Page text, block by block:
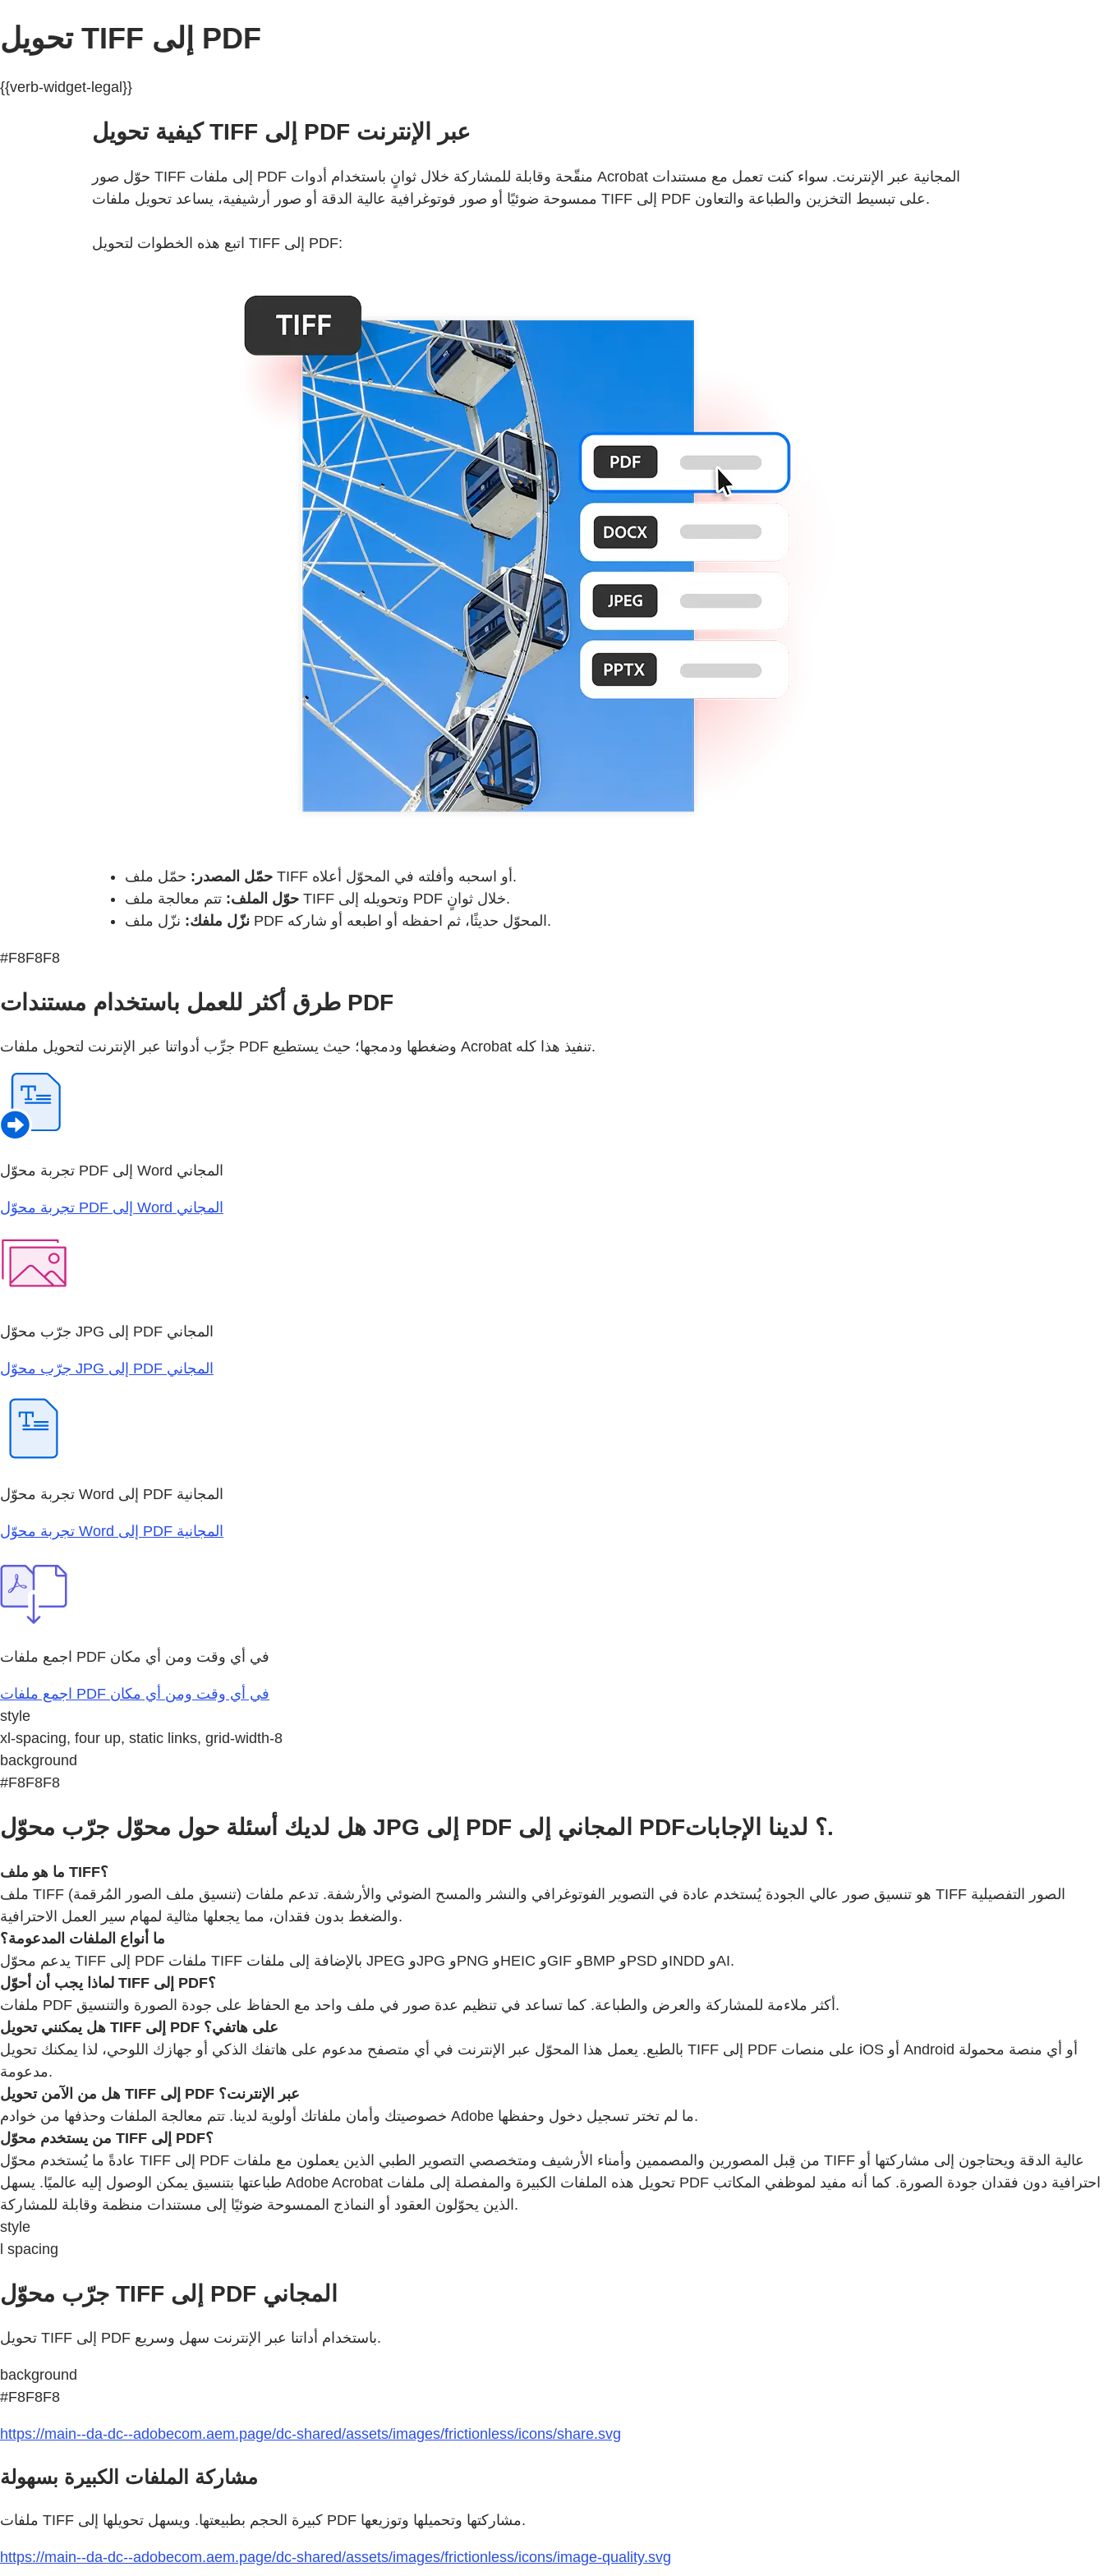
تحويل TIFF إلى PDF
{{verb-widget-legal}}
كيفية تحويل TIFF إلى PDF عبر الإنترنت
حوّل صور TIFF إلى ملفات PDF منقّحة وقابلة للمشاركة خلال ثوانٍ باستخدام أدوات Acrobat المجانية عبر الإنترنت. سواء كنت تعمل مع مستندات
ممسوحة ضوئيًا أو صور فوتوغرافية عالية الدقة أو صور أرشيفية، يساعد تحويل ملفات TIFF إلى PDF على تبسيط التخزين والطباعة والتعاون.
اتبع هذه الخطوات لتحويل TIFF إلى PDF:
حمّل المصدر:
حمّل ملف TIFF أو اسحبه وأفلته في المحوّل أعلاه.
حوّل الملف:
تتم معالجة ملف TIFF وتحويله إلى PDF خلال ثوانٍ.
نزّل ملفك:
نزّل ملف PDF المحوّل حديثًا، ثم احفظه أو اطبعه أو شاركه.
#F8F8F8
طرق أكثر للعمل باستخدام مستندات PDF
جرِّب أدواتنا عبر الإنترنت لتحويل ملفات PDF وضغطها ودمجها؛ حيث يستطيع Acrobat تنفيذ هذا كله.
تجربة محوّل PDF إلى Word المجاني
تجربة محوّل PDF إلى Word المجاني
جرّب محوّل JPG إلى PDF المجاني
جرّب محوّل JPG إلى PDF المجاني
تجربة محوّل Word إلى PDF المجانية
تجربة محوّل Word إلى PDF المجانية
اجمع ملفات PDF في أي وقت ومن أي مكان
اجمع ملفات PDF في أي وقت ومن أي مكان
style
xl-spacing, four up, static links, grid-width-8
background
#F8F8F8
هل لديك أسئلة حول محوّل جرّب محوّل JPG إلى PDF المجاني إلى PDF؟ لدينا الإجابات.
ما هو ملف TIFF؟
ملف TIFF (تنسيق ملف الصور المُرقمة) هو تنسيق صور عالي الجودة يُستخدم عادة في التصوير الفوتوغرافي والنشر والمسح الضوئي والأرشفة. تدعم ملفات TIFF الصور التفصيلية
والضغط بدون فقدان، مما يجعلها مثالية لمهام سير العمل الاحترافية.
ما أنواع الملفات المدعومة؟
يدعم محوّل TIFF إلى PDF ملفات TIFF بالإضافة إلى ملفات JPEG وJPG وPNG وHEIC وGIF وBMP وPSD وINDD وAI.
لماذا يجب أن أحوّل TIFF إلى PDF؟
ملفات PDF أكثر ملاءمة للمشاركة والعرض والطباعة. كما تساعد في تنظيم عدة صور في ملف واحد مع الحفاظ على جودة الصورة والتنسيق.
هل يمكنني تحويل TIFF إلى PDF على هاتفي؟
بالطبع. يعمل هذا المحوّل عبر الإنترنت في أي متصفح مدعوم على هاتفك الذكي أو جهازك اللوحي، لذا يمكنك تحويل TIFF إلى PDF على منصات iOS أو Android أو أي منصة محمولة
مدعومة.
هل من الآمن تحويل TIFF إلى PDF عبر الإنترنت؟
خصوصيتك وأمان ملفاتك أولوية لدينا. تتم معالجة الملفات وحذفها من خوادم Adobe ما لم تختر تسجيل دخول وحفظها.
من يستخدم محوّل TIFF إلى PDF؟
عادةً ما يُستخدم محوّل TIFF إلى PDF من قِبل المصورين والمصممين وأمناء الأرشيف ومتخصصي التصوير الطبي الذين يعملون مع ملفات TIFF عالية الدقة ويحتاجون إلى مشاركتها أو
طباعتها بتنسيق يمكن الوصول إليه عالميًا. يسهل Adobe Acrobat تحويل هذه الملفات الكبيرة والمفصلة إلى ملفات PDF احترافية دون فقدان جودة الصورة. كما أنه مفيد لموظفي المكاتب
الذين يحوّلون العقود أو النماذج الممسوحة ضوئيًا إلى مستندات منظمة وقابلة للمشاركة.
style
l spacing
جرّب محوّل TIFF إلى PDF المجاني
تحويل TIFF إلى PDF باستخدام أداتنا عبر الإنترنت سهل وسريع.
background
#F8F8F8
https://main--da-dc--adobecom.aem.page/dc-shared/assets/images/frictionless/icons/share.svg
مشاركة الملفات الكبيرة بسهولة
ملفات TIFF كبيرة الحجم بطبيعتها. ويسهل تحويلها إلى PDF مشاركتها وتحميلها وتوزيعها.
https://main--da-dc--adobecom.aem.page/dc-shared/assets/images/frictionless/icons/image-quality.svg